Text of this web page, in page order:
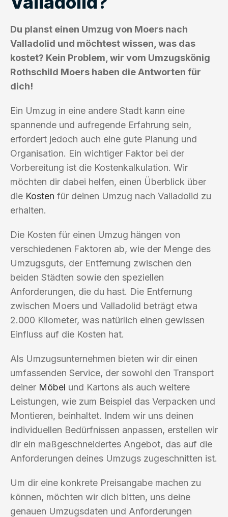
Du planst einen Umzug von Moers nach
Valladolid und möchtest wissen, was das
kostet? Kein Problem, wir vom Umzugskönig
Rothschild Moers haben die Antworten für
dich!
Ein Umzug in eine andere Stadt kann eine
spannende und aufregende Erfahrung sein,
erfordert jedoch auch eine gute Planung und
Organisation. Ein wichtiger Faktor bei der
Vorbereitung ist die Kostenkalkulation. Wir
möchten dir dabei helfen, einen Überblick über
die Kosten für deinen Umzug nach Valladolid zu
erhalten.
Die Kosten für einen Umzug hängen von
verschiedenen Faktoren ab, wie der Menge des
Umzugsguts, der Entfernung zwischen den
beiden Städten sowie den speziellen
Anforderungen, die du hast. Die Entfernung
zwischen Moers und Valladolid beträgt etwa
2.000 Kilometer, was natürlich einen gewissen
Einfluss auf die Kosten hat.
Als Umzugsunternehmen bieten wir dir einen
umfassenden Service, der sowohl den Transport
deiner Möbel und Kartons als auch weitere
Leistungen, wie zum Beispiel das Verpacken und
Montieren, beinhaltet. Indem wir uns deinen
individuellen Bedürfnissen anpassen, erstellen wir
dir ein maßgeschneidertes Angebot, das auf die
Anforderungen deines Umzugs zugeschnitten ist.
Um dir eine konkrete Preisangabe machen zu
können, möchten wir dich bitten, uns deine
genauen Umzugsdaten und Anforderungen